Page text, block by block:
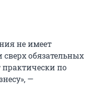
не имеет
обязательных
практически по
—